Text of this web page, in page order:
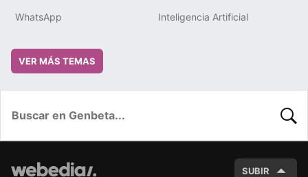
WhatsApp Inteligencia Artificial
VER MÁS TEMAS
SUBIR